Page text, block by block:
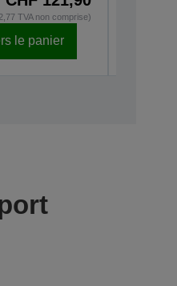
TVA non comprise)
le panier